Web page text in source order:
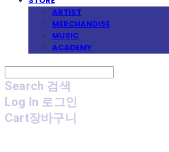
ARTIST
MERCHANDISE
MUSIC
ACADEMY
Search 검색
Log In 로그인
Cart장바구니